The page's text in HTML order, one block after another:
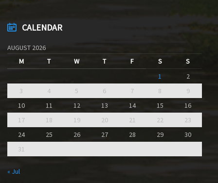
CALENDAR
AUGUST 2026
M
T W T F S
S
1
2
3
4 5 6 7 8
9
10
11 12 13 14 15
16
17
18 19 20 21 22
23
24
25 26 27 28 29
30
31
« Jul